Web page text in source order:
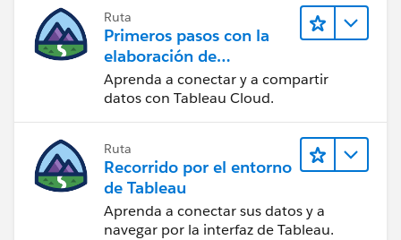
Ruta
Primeros pasos con la
elaboración de
contenido web en
Tableau Cloud
Aprenda a conectar y a compartir
datos con Tableau Cloud.
Ruta
Recorrido por el entorno
de Tableau
Aprenda a conectar sus datos y a
navegar por la interfaz de Tableau.